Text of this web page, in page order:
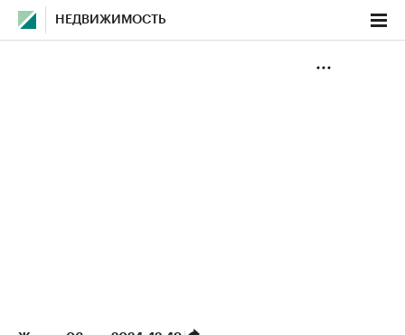
НЕДВИЖИМОСТЬ